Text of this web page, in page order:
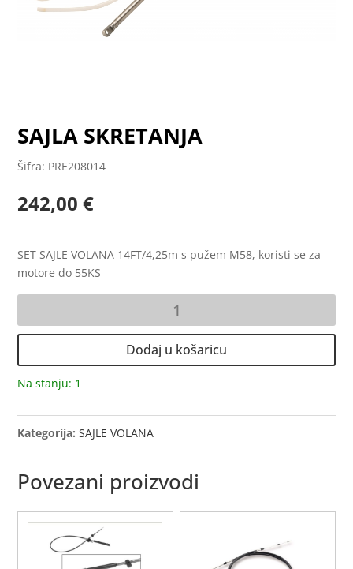
SAJLA SKRETANJA
Šifra: PRE208014
242,00€
SET SAJLE VOLANA 14FT/4,25m s pužem M58, koristi se za
motore do 55KS
količina
Dodaj u košaricu
Na stanju: 1
Kategorija:SAJLE VOLANA
Povezani proizvodi